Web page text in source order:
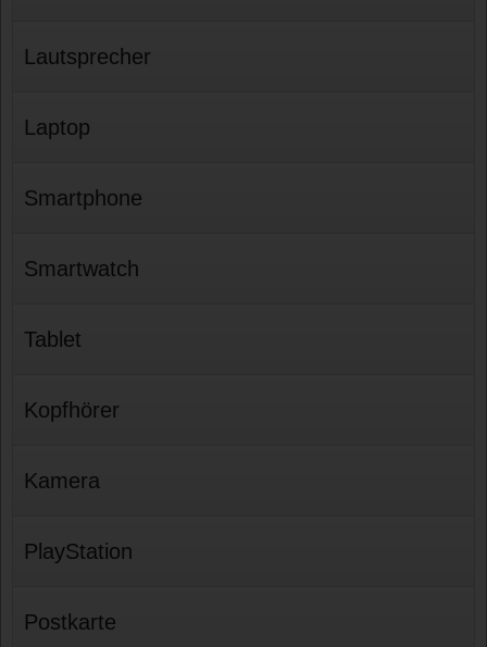
Lautsprecher
Laptop
Smartphone
Smartwatch
Tablet
Kopfhörer
Kamera
PlayStation
Postkarte